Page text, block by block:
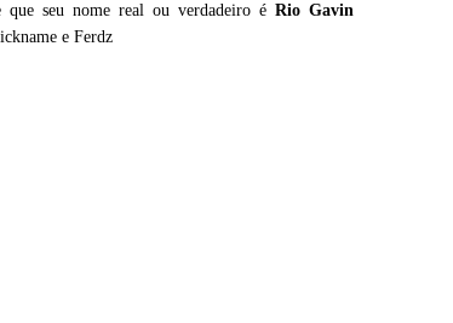
que seu nome real ou verdadeiro é Rio Gavin
e Ferdz